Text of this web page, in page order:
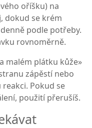
oříšku) na
dokud se krém
podle potřeby.
rovnoměrně.
malém plátku kůže»
zápěstí nebo
Pokud se
použití přerušíš.